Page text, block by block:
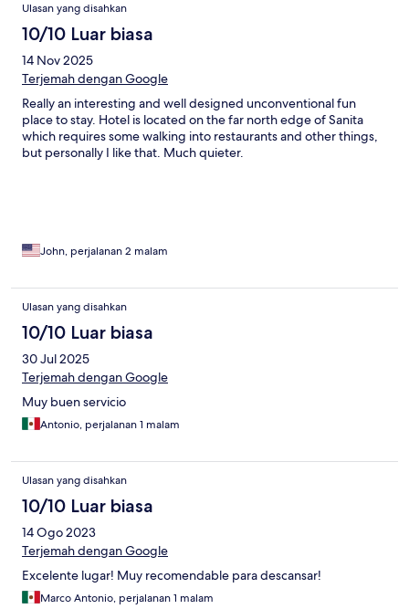
Ulasan yang disahkan
10/10 Luar biasa
14 Nov 2025
Terjemah dengan Google
Really an interesting and well designed unconventional fun
place to stay. Hotel is located on the far north edge of Sanita
which requires some walking into restaurants and other things,
but personally I like that. Much quieter.
John, perjalanan 2 malam
Ulasan yang disahkan
10/10 Luar biasa
30 Jul 2025
Terjemah dengan Google
Muy buen servicio
Antonio, perjalanan 1 malam
Ulasan yang disahkan
10/10 Luar biasa
14 Ogo 2023
Terjemah dengan Google
Excelente lugar! Muy recomendable para descansar!
Marco Antonio, perjalanan 1 malam